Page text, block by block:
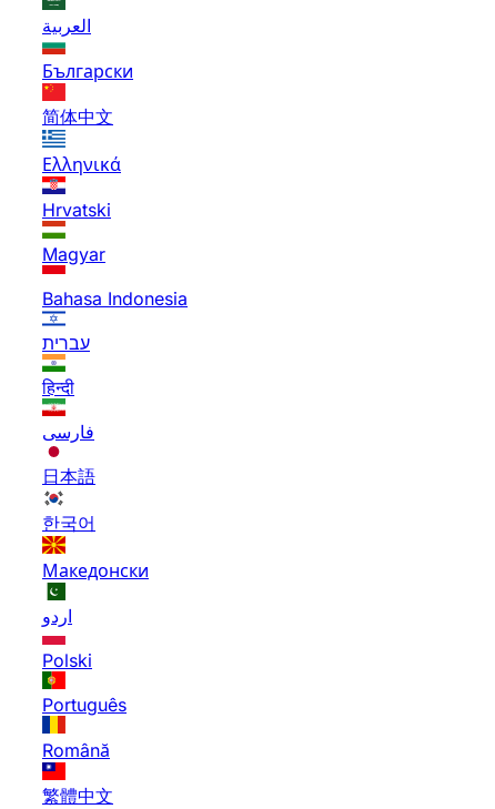
العربية
Български
简体中文
Ελληνικά
Hrvatski
Magyar
Bahasa Indonesia
עברית
हिन्दी
فارسی
日本語
한국어
Македонски
اردو
Polski
Português
Română
繁體中文